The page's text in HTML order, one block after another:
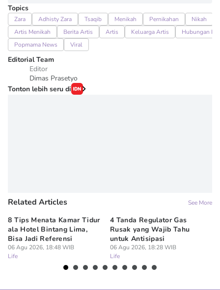
Topics
Zara Adhisty Zara Tsaqib Menikah Pernikahan
Nikah
Artis Menikah
Berita Artis Artis Keluarga Artis
Hubungan
Popmama News
Viral
Editorial Team
Editor
Dimas Prasetyo
Tonton lebih seru di
Related Articles See More
8 Tips Menata Kamar Tidur
ala Hotel Bintang Lima,
Bisa Jadi Referensi
06 Agu 2026, 18:48 WIB
Life
4 Tanda Regulator Gas
Rusak yang Wajib Tahu
untuk Antisipasi
06 Agu 2026, 18:28 WIB
Life